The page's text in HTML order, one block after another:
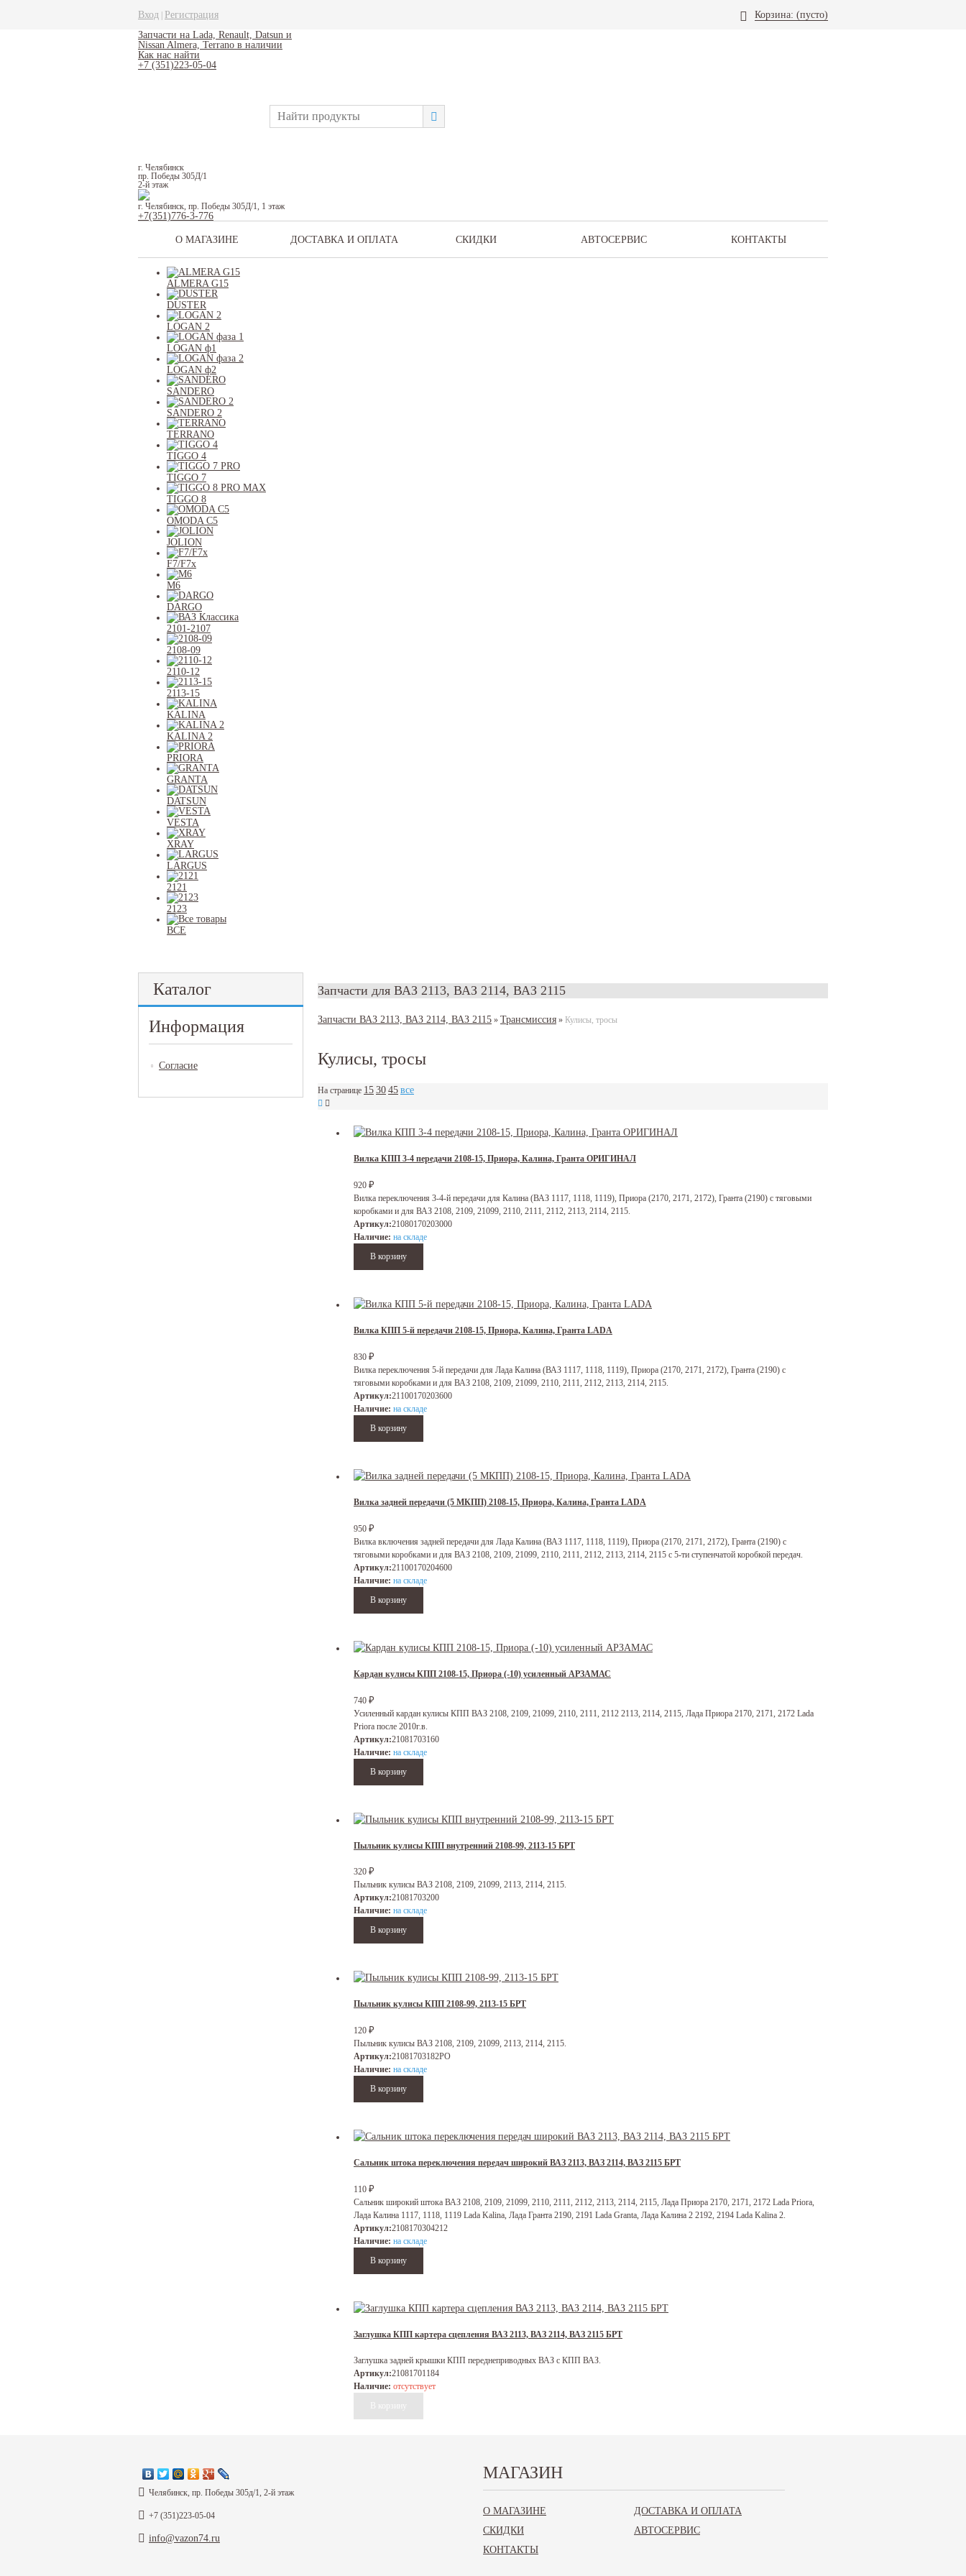
Вход Регистрация Корзина: (пусто)
Запчасти на Lada, Renault, Datsun и
Nissan Almera, Terrano в наличии
Как нас найти
+7 (351)223-05-04
г. Челябинск
пр. Победы 305Д/1
2-й этаж
г. Челябинск, пр. Победы 305Д/1, 1 этаж
+7(351)776-3-776
О МАГАЗИНЕ ДОСТАВКА И ОПЛАТА СКИДКИ АВТОСЕРВИС КОНТАКТЫ
ALMERA G15
DUSTER
LOGAN 2
LOGAN ф1
LOGAN ф2
SANDERO
SANDERO 2
TERRANO
TIGGO 4
TIGGO 7
TIGGO 8
OMODA C5
JOLION
F7/F7x
M6
DARGO
2101-2107
2108-09
2110-12
2113-15
KALINA
KALINA 2
PRIORA
GRANTA
DATSUN
VESTA
XRAY
LARGUS
2121
2123
ВСЕ
Каталог
Информация
Согласие
Запчасти для ВАЗ 2113, ВАЗ 2114, ВАЗ 2115
Запчасти ВАЗ 2113, ВАЗ 2114, ВАЗ 2115 » Трансмиссия » Кулисы, тросы
Кулисы, тросы
На странице 153045все
Вилка КПП 3-4 передачи 2108-15, Приора, Калина, Гранта ОРИГИНАЛ
920 ₽
Вилка переключения 3-4-й передачи для Калина (ВАЗ 1117, 1118, 1119), Приора (2170, 2171, 2172), Гранта (2190) с тяговыми
коробками и для ВАЗ 2108, 2109, 21099, 2110, 2111, 2112, 2113, 2114, 2115.
Артикул:21080170203000
Наличие: на складе
Вилка КПП 5-й передачи 2108-15, Приора, Калина, Гранта LADA
830 ₽
Вилка переключения 5-й передачи для Лада Калина (ВАЗ 1117, 1118, 1119), Приора (2170, 2171, 2172), Гранта (2190) с
тяговыми коробками и для ВАЗ 2108, 2109, 21099, 2110, 2111, 2112, 2113, 2114, 2115.
Артикул:21100170203600
Наличие: на складе
Вилка задней передачи (5 МКПП) 2108-15, Приора, Калина, Гранта LADA
950 ₽
Вилка включения задней передачи для Лада Калина (ВАЗ 1117, 1118, 1119), Приора (2170, 2171, 2172), Гранта (2190) с
тяговыми коробками и для ВАЗ 2108, 2109, 21099, 2110, 2111, 2112, 2113, 2114, 2115 с 5-ти ступенчатой коробкой передач.
Артикул:21100170204600
Наличие: на складе
Кардан кулисы КПП 2108-15, Приора (-10) усиленный АРЗАМАС
740 ₽
Усиленный кардан кулисы КПП ВАЗ 2108, 2109, 21099, 2110, 2111, 2112 2113, 2114, 2115, Лада Приора 2170, 2171, 2172 Lada
Priora после 2010г.в.
Артикул:21081703160
Наличие: на складе
Пыльник кулисы КПП внутренний 2108-99, 2113-15 БРТ
320 ₽
Пыльник кулисы ВАЗ 2108, 2109, 21099, 2113, 2114, 2115.
Артикул:21081703200
Наличие: на складе
Пыльник кулисы КПП 2108-99, 2113-15 БРТ
120 ₽
Пыльник кулисы ВАЗ 2108, 2109, 21099, 2113, 2114, 2115.
Артикул:21081703182РО
Наличие: на складе
Сальник штока переключения передач широкий ВАЗ 2113, ВАЗ 2114, ВАЗ 2115 БРТ
110 ₽
Сальник широкий штока ВАЗ 2108, 2109, 21099, 2110, 2111, 2112, 2113, 2114, 2115, Лада Приора 2170, 2171, 2172 Lada Priora,
Лада Калина 1117, 1118, 1119 Lada Kalina, Лада Гранта 2190, 2191 Lada Granta, Лада Калина 2 2192, 2194 Lada Kalina 2.
Артикул:2108170304212
Наличие: на складе
Заглушка КПП картера сцепления ВАЗ 2113, ВАЗ 2114, ВАЗ 2115 БРТ
Заглушка задней крышки КПП переднеприводных ВАЗ с КПП ВАЗ.
Артикул:21081701184
Наличие: отсутствует
Болт кардана кулисы КПП 2108-15, Приора (-10) БЕЛЗАН
Конический болт для кардана кулисы КПП ВАЗ 2108, 2109, 21099, 2110, 2111, 2112 2113, 2114, 2115, Лада Приора 2170, 2171,
2172 Lada Priora после 2010г.в. М8 x 21, шаг резьбы 1.
Челябинск, пр. Победы 305д/1, 2-й этаж
+7 (351)223-05-04
info@vazon74.ru
МАГАЗИН
О МАГАЗИНЕ
ДОСТАВКА И ОПЛАТА
СКИДКИ
АВТОСЕРВИС
КОНТАКТЫ